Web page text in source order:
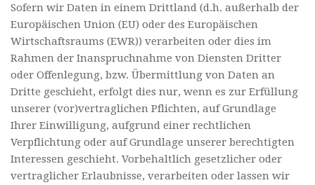
Sofern wir Daten in einem Drittland (d.h. außerhalb der
Europäischen Union (EU) oder des Europäischen
Wirtschaftsraums (EWR)) verarbeiten oder dies im
Rahmen der Inanspruchnahme von Diensten Dritter
oder Offenlegung, bzw. Übermittlung von Daten an
Dritte geschieht, erfolgt dies nur, wenn es zur Erfüllung
unserer (vor)vertraglichen Pflichten, auf Grundlage
Ihrer Einwilligung, aufgrund einer rechtlichen
Verpflichtung oder auf Grundlage unserer berechtigten
Interessen geschieht. Vorbehaltlich gesetzlicher oder
vertraglicher Erlaubnisse, verarbeiten oder lassen wir